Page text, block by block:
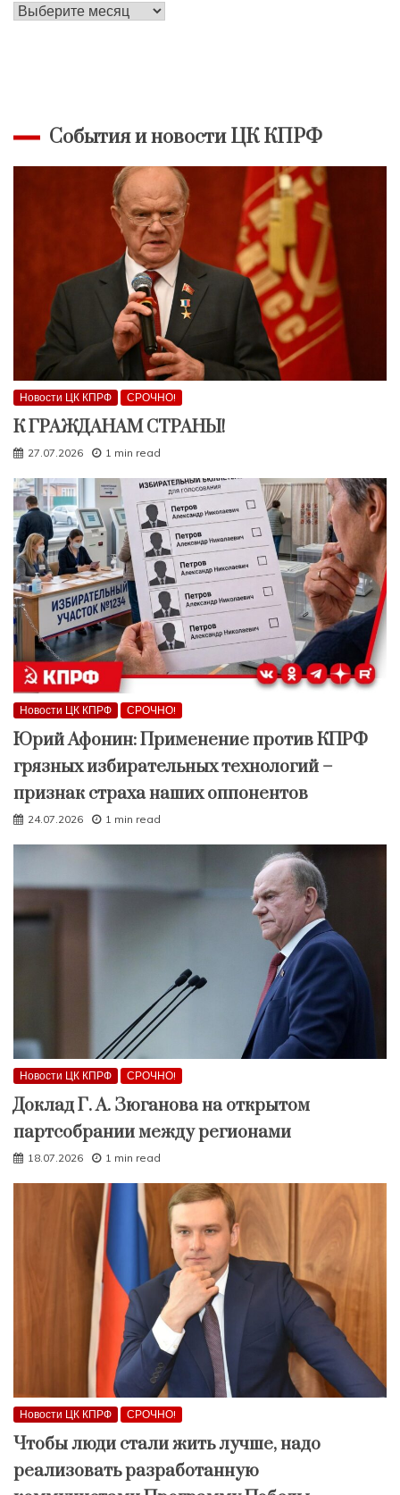
Архив
События и новости ЦК КПРФ
Новости ЦК КПРФ СРОЧНО!
К ГРАЖДАНАМ СТРАНЫ!
27.07.2026 1 min read
Новости ЦК КПРФ СРОЧНО!
Юрий Афонин: Применение против КПРФ
грязных избирательных технологий –
признак страха наших оппонентов
24.07.2026 1 min read
Новости ЦК КПРФ СРОЧНО!
Доклад Г. А. Зюганова на открытом
партсобрании между регионами
18.07.2026 1 min read
Новости ЦК КПРФ СРОЧНО!
Чтобы люди стали жить лучше, надо
реализовать разработанную